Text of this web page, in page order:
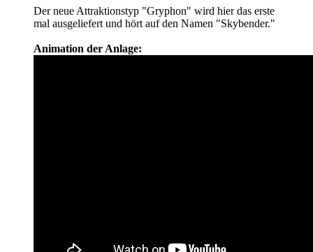
Der neue Attraktionstyp "Gryphon" wird hier das erste
mal ausgeliefert und hört auf den Namen "Skybender."
Animation der Anlage: